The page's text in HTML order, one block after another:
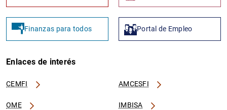
Finanzas para todos Portal de Empleo
Enlaces de interés
CEMFI AMCESFI
OME IMBISA